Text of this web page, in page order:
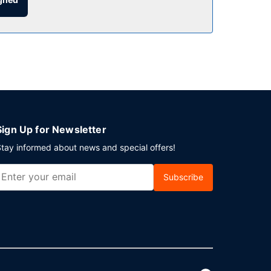
Up for Newsletter
informed about news and special offers!
Subscribe